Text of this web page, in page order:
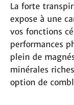
La forte
expose à une
vos fonctions
performances
plein de
minérales
option de